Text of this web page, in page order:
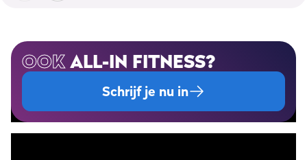
OOKALL-IN FITNESS?
Schrijf je nu in